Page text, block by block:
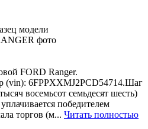
модели
FORD Ranger.
(vin): 6FPPXXMJ2PCD54714.Шаг
восемьсот семьдесят шесть)
победителем
торгов (м... Читать полностью